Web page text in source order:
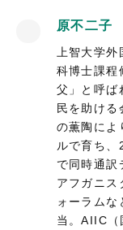
原不二子
上智大学
科博士課程
父」と呼ば
民を助け
の薫陶によ
ルで育ち
で同時通訳
アフガニス
ォーラムな
当。AIIC（